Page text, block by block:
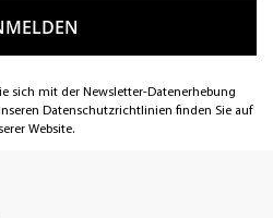
sich mit der Newsletter-Datenerhebung
Datenschutzrichtlinien finden Sie auf
Website.